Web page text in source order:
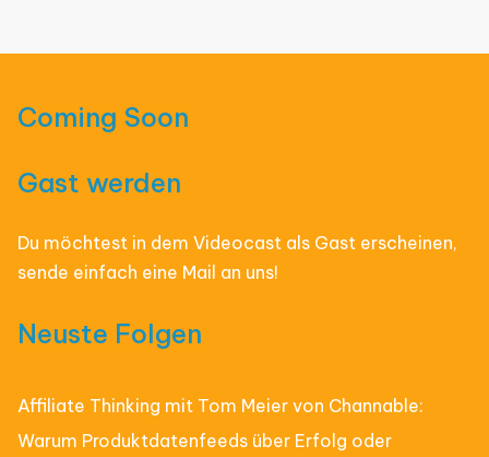
Coming Soon
Gast werden
Du möchtest in dem Videocast als Gast erscheinen,
sende einfach eine Mail an uns!
Neuste Folgen
Affiliate Thinking mit Tom Meier von Channable:
Warum Produktdatenfeeds über Erfolg oder